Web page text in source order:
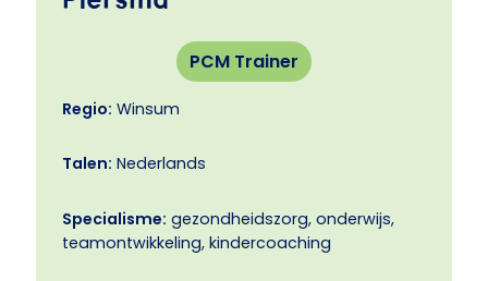
PCM Trainer
Regio: Winsum
Talen: Nederlands
Specialisme: gezondheidszorg, onderwijs,
teamontwikkeling, kindercoaching